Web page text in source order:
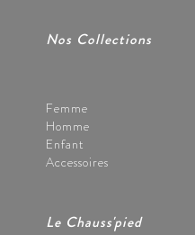
Nos Collections
Femme
Homme
Enfant
Accessoires
Le Chauss'pied